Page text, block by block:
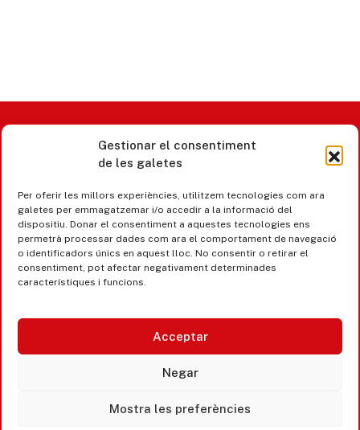
Gestionar el consentiment
de les galetes
Per oferir les millors experiències, utilitzem tecnologies com ara
galetes per emmagatzemar i/o accedir a la informació del
dispositiu. Donar el consentiment a aquestes tecnologies ens
permetrà processar dades com ara el comportament de navegació
o identificadors únics en aquest lloc. No consentir o retirar el
consentiment, pot afectar negativament determinades
característiques i funcions.
Acceptar
Negar
Mostra les preferències
Castell d’Aro · Platja d’Aro · S’Agaró
365 www.platjadaro
Accesibilitat